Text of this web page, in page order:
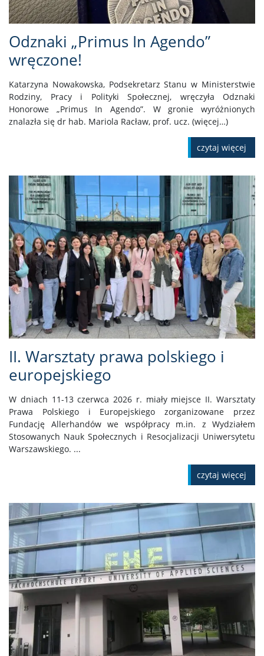
Odznaki „Primus In Agendo”
wręczone!
Katarzyna Nowakowska, Podsekretarz Stanu w Ministerstwie
Rodziny, Pracy i Polityki Społecznej, wręczyła Odznaki
Honorowe „Primus In Agendo”. W gronie wyróżnionych
znalazła się dr hab. Mariola Racław, prof. ucz. (więcej…)
czytaj więcej
II. Warsztaty prawa polskiego i
europejskiego
W dniach 11-13 czerwca 2026 r. miały miejsce II. Warsztaty
Prawa Polskiego i Europejskiego zorganizowane przez
Fundację Allerhandów we współpracy m.in. z Wydziałem
Stosowanych Nauk Społecznych i Resocjalizacji Uniwersytetu
Warszawskiego. ...
czytaj więcej